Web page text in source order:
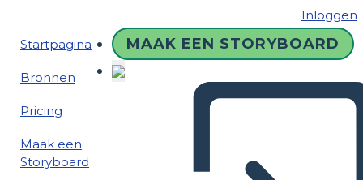
Inloggen
Startpagina
Bronnen
Pricing
Maak een
Storyboard
MAAK EEN STORYBOARD